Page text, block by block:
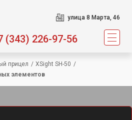
улица 8 Марта, 46
(343) 226-97-56
прицел / XSight SH-50 /
элементов